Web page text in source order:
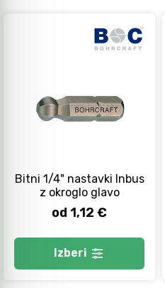
Bitni 1/4" nastavki Inbus
z okroglo glavo
od 1,12 €
Izberi